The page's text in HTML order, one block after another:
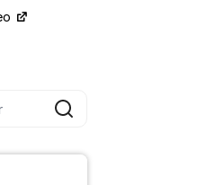
Sök
Fler supportlänkar